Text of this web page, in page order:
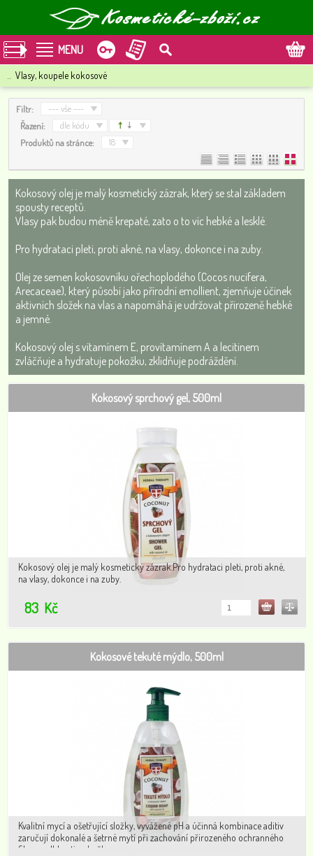
MENU
Vlasy, koupele kokosové
Filtr:
--- vše ---
Řazení:
dle kódu
Produktů na stránce:
18
Kokosový olej je malý kosmetický zázrak, který se stal základem
spousty receptů.
Vlasy pak budou méně krepaté, zato o to víc hebké a lesklé.
Pro hydrataci pleti, proti akné, na vlasy, dokonce i na zuby.
Olej ze semen kokosovníku ořechoplodého (Cocos nucifera,
Arecaceae), který působí jako přírodní emollient, zjemňuje účinek
aktivních složek na vlas a napomáhá je udržovat přirozeně hebké
a jemné.
Kokosový olej s vítamínem E, provítamínem A a lecitinem
zvláčňuje a hydratuje pokožku, zklidňuje podráždění.
Kokosový sprchový gel, 500ml
Kokosový olej je malý kosmetický zázrak.Pro hydrataci pleti, proti akné,
na vlasy, dokonce i na zuby.
83 Kč
Kokosové tekuté mýdlo, 500ml
Kvalitní mycí a ošetřující složky, vyvážené pH a účinná kombinace aditiv
zaručují dokonalé a šetrné mytí při zachování přirozeného ochranného
filmu a vlhkosti pokožky.